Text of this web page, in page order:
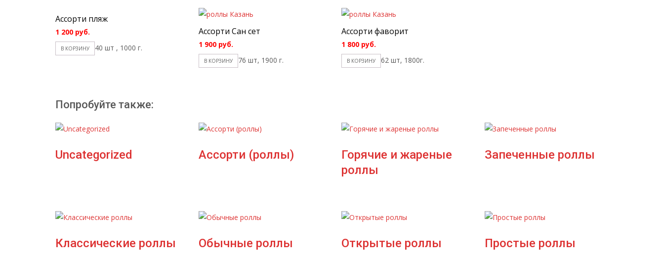
Ассорти пляж
1 200 руб.
В КОРЗИНУ 40 шт , 1000 г.
Ассорти Сан сет
1 900 руб.
В КОРЗИНУ 76 шт, 1900 г.
Ассорти фаворит
1 800 руб.
В КОРЗИНУ 62 шт, 1800г.
Попробуйте также:
Uncategorized Ассорти (роллы)
Горячие и жареные
роллы
Запеченные роллы
Классические роллы Обычные роллы Открытые роллы Простые роллы